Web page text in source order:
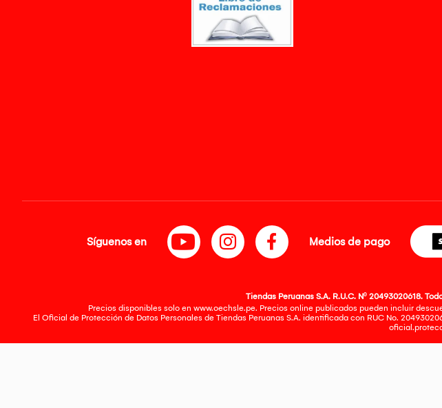
Síguenos en Medios de pago
Tiendas Peruanas S.A. R.U.C. Nº 20493020618.
Precios disponibles solo en www.oechsle.pe. Precios online publicados pueden incluir
El Oficial de Protección de Datos Personales de Tiendas Peruanas S.A. identificada con RUC No.